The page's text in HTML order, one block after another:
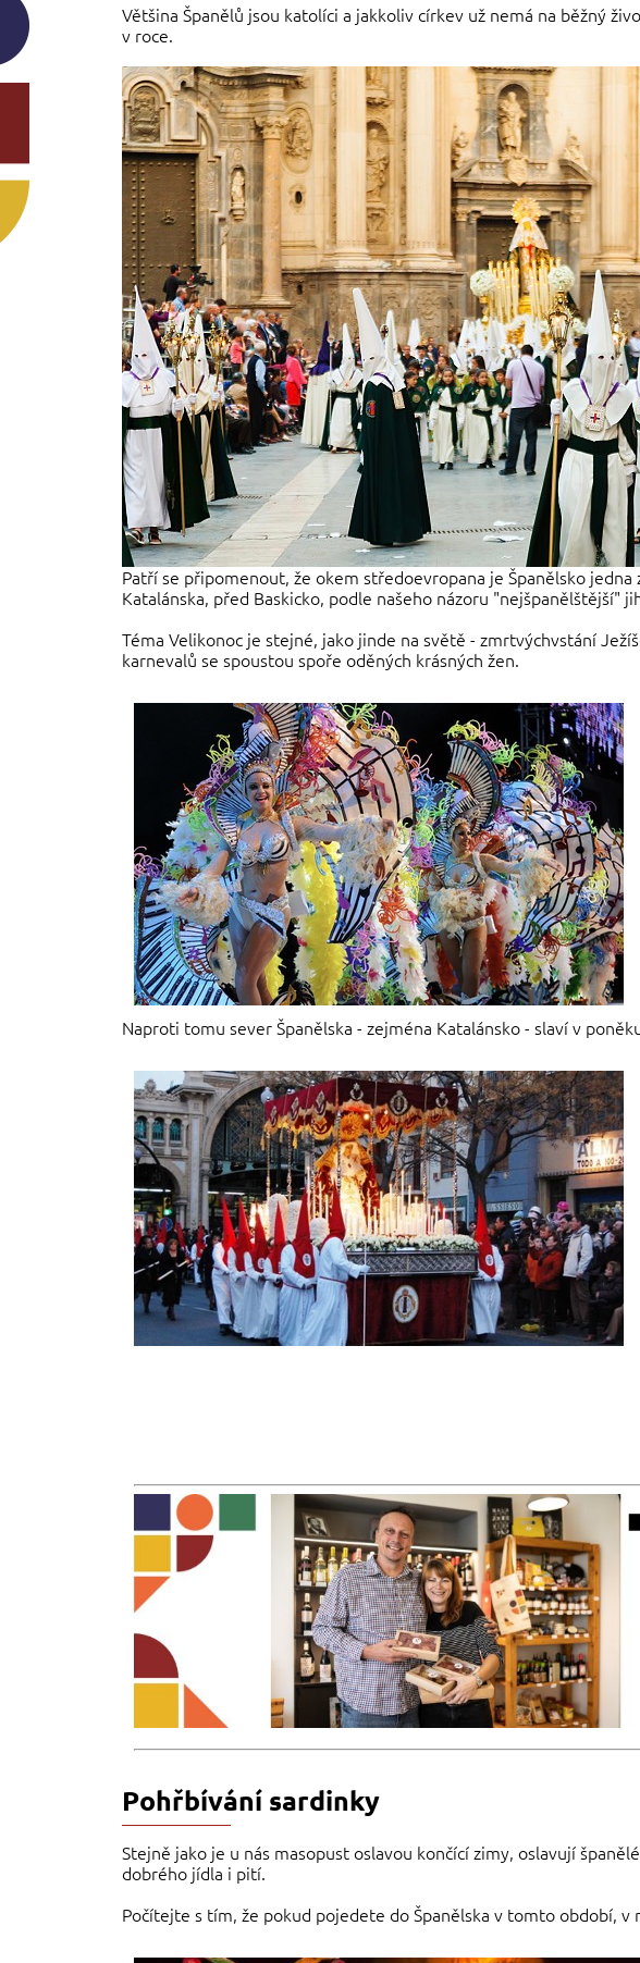
Většina Španělů jsou katolíci a jakkoliv církev už nemá na běžný
v roce.
Patří se připomenout, že okem středoevropana je Španělsko
Katalánska, před Baskicko, podle našeho názoru "nejšpanělštější"
Téma Velikonoc je stejné, jako jinde na světě - zmrtvýchvstání
karnevalů se spoustou spoře oděných krásných žen.
Naproti tomu sever Španělska - zejména Katalánsko - slaví v
Pohřbívání sardinky
Stejně jako je u nás masopust oslavou končící zimy, oslavují
dobrého jídla i pití.
Počítejte s tím, že pokud pojedete do Španělska v tomto období, v